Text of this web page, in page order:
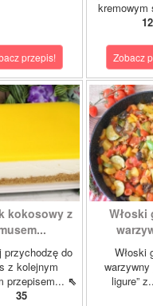
przepis!
kremowym
12
Zobacz
kokosowy z
przychodzę do
z kolejnym
przepisem... ⇖
35
Włoski
Włoski
warzywny
ligure”